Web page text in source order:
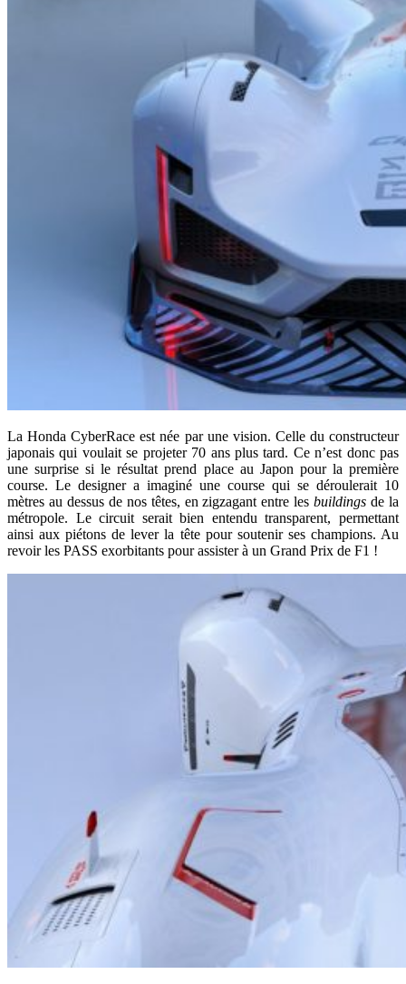
La Honda CyberRace est née par une vision. Celle du constructeur
japonais qui voulait se projeter 70 ans plus tard. Ce n’est donc pas
une surprise si le résultat prend place au Japon pour la première
course. Le designer a imaginé une course qui se déroulerait 10
mètres au dessus de nos têtes, en zigzagant entre lesbuildings de la
métropole. Le circuit serait bien entendu transparent, permettant
ainsi aux piétons de lever la tête pour soutenir ses champions. Au
revoir les PASS exorbitants pour assister à un Grand Prix de F1 !